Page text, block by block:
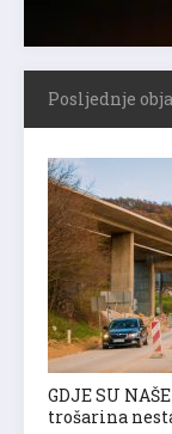
Posljednje
GDJE SU
trošarina